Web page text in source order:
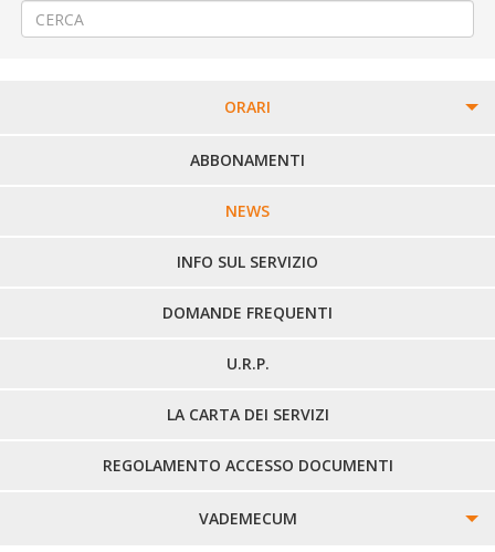
ORARI
PERCORSI URBANI IN BIELLA
LINEE URBANE VERCELLI
LINEE EXTRAURBANE
ABBONAMENTI
NEWS
INFO SUL SERVIZIO
DOMANDE FREQUENTI
U.R.P.
LA CARTA DEI SERVIZI
REGOLAMENTO ACCESSO DOCUMENTI
VADEMECUM